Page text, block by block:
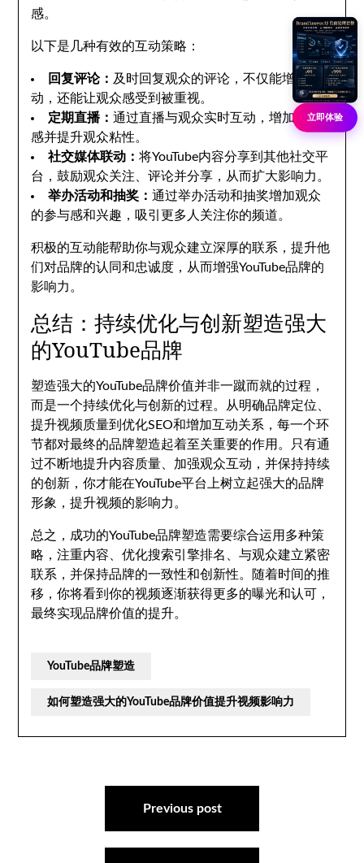
感。
以下是几种有效的互动策略：
回复评论： 及时回复观众的评论，不仅能增加互
动，还能让观众感受到被重视。
定期直播：通过直播与观众实时互动，增加亲密
感并提升观众粘性。
社交媒体联动：将YouTube内容分享到其他社交平
台，鼓励观众关注、评论并分享，从而扩大影响力。
举办活动和抽奖：通过举办活动和抽奖增加观众
的参与感和兴趣，吸引更多人关注你的频道。
积极的互动能帮助你与观众建立深厚的联系，提升他
们对品牌的认同和忠诚度，从而增强YouTube品牌的
影响力。
总结：持续优化与创新塑造强大
的YouTube品牌
塑造强大的YouTube品牌价值并非一蹴而就的过程，
而是一个持续优化与创新的过程。从明确品牌定位、
提升视频质量到优化SEO和增加互动关系，每一个环
节都对最终的品牌塑造起着至关重要的作用。只有通
过不断地提升内容质量、加强观众互动，并保持持续
的创新，你才能在YouTube平台上树立起强大的品牌
形象，提升视频的影响力。
总之，成功的YouTube品牌塑造需要综合运用多种策
略，注重内容、优化搜索引擎排名、与观众建立紧密
联系，并保持品牌的一致性和创新性。随着时间的推
移，你将看到你的视频逐渐获得更多的曝光和认可，
最终实现品牌价值的提升。
YouTube品牌塑造
如何塑造强大的YouTube品牌价值提升视频影响力
Previous post
立即体验